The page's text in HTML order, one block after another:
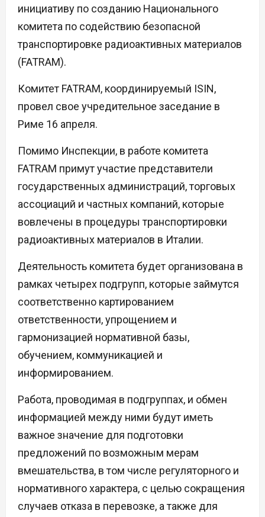
инициативу по созданию Национального
комитета по содействию безопасной
транспортировке радиоактивных материалов
(FATRAM).
Комитет FATRAM, координируемый ISIN,
провел свое учредительное заседание в
Риме 16 апреля.
Помимо Инспекции, в работе комитета
FATRAM примут участие представители
государственных администраций, торговых
ассоциаций и частных компаний, которые
вовлечены в процедуры транспортировки
радиоактивных материалов в Италии.
Деятельность комитета будет организована в
рамках четырех подгрупп, которые займутся
соответственно картированием
ответственности, упрощением и
гармонизацией нормативной базы,
обучением, коммуникацией и
информированием.
Работа, проводимая в подгруппах, и обмен
информацией между ними будут иметь
важное значение для подготовки
предложений по возможным мерам
вмешательства, в том числе регуляторного и
нормативного характера, с целью сокращения
случаев отказа в перевозке, а также для